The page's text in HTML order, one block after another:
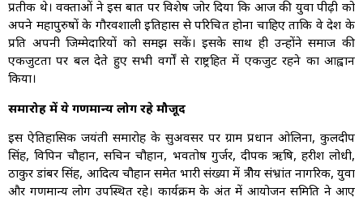
प्रतीक थे। वक्ताओं ने इस बात पर विशेष जोर दिया कि आज की युवा पीढ़ी को
अपने महापुरुषों के गौरवशाली इतिहास से परिचित होना चाहिए ताकि वे देश के
प्रति अपनी जिम्मेदारियों को समझ सकें। इसके साथ ही उन्होंने समाज की
एकजुटता पर बल देते हुए सभी वर्गों से राष्ट्रहित में एकजुट रहने का आह्वान
किया।
समारोह में ये गणमान्य लोग रहे मौजूद
इस ऐतिहासिक जयंती समारोह के सुअवसर पर ग्राम प्रधान ओलिना, कुलदीप
सिंह, विपिन चौहान, सचिन चौहान, भवतोष गुर्जर, दीपक ऋषि, हरीश लोधी,
ठाकुर डांबर सिंह, आदित्य चौहान समेत भारी संख्या में क्षेत्रीय संभ्रांत नागरिक, युवा
और गणमान्य लोग उपस्थित रहे। कार्यक्रम के अंत में आयोजन समिति ने आए